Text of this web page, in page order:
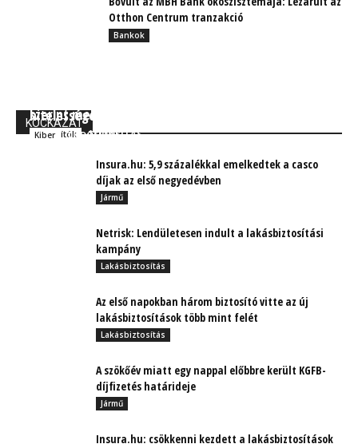
Otthon Centrum tranzakció
Bankok
KOCKÁZAT
szerint melyik a nyerő?
Biztosítók TUDÓSÍTÁS
hitelességét
Kiber TUDÓSÍTÁS
Insura.hu: 5,9 százalékkal emelkedtek a casco
díjak az első negyedévben
Jármű
Netrisk: Lendületesen indult a lakásbiztosítási
kampány
Lakásbiztosítás
Az első napokban három biztosító vitte az új
lakásbiztosítások több mint felét
Lakásbiztosítás
A szökőév miatt egy nappal előbbre került KGFB-
díjfizetés határideje
Jármű
Insura.hu: csökkenni kezdett a lakásbiztosítások